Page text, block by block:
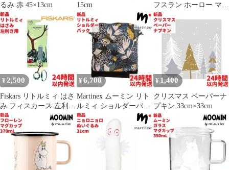
るみ 赤 45×13cm
15cm
フスラン ホーロー マグ
カップ 1.5dL
¥ 2,500
Fiskars リトルミィ はさ
み フィスカース 左利き
用 13cm
¥ 6,700
Martinex ムーミン リト
ルミィ ショルダーバッ
ク ブルー 25cm
¥ 1,400
クリスマス ペーパーナ
プキン 33cm×33cm